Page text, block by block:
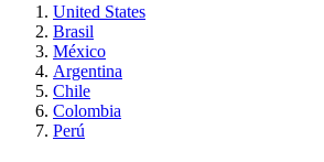
United States
Brasil
México
Argentina
Chile
Colombia
Perú